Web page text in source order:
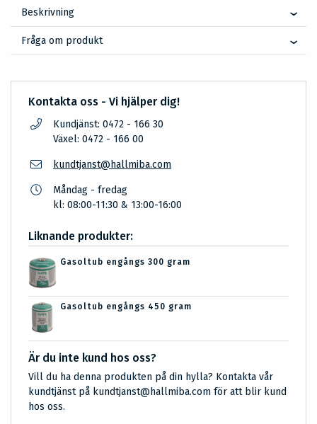
Beskrivning
Fråga om produkt
Kontakta oss - Vi hjälper dig!
Kundjänst: 0472 - 166 30
Växel: 0472 - 166 00
kundtjanst@hallmiba.com
Måndag - fredag
kl: 08:00-11:30 & 13:00-16:00
Liknande produkter:
Gasoltub engångs 300 gram
Gasoltub engångs 450 gram
Är du inte kund hos oss?
Vill du ha denna produkten på din hylla? Kontakta vår
kundtjänst på kundtjanst@hallmiba.com för att blir kund
hos oss.